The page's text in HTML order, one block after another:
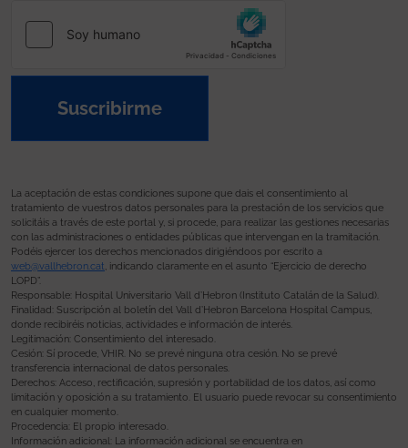
Suscribirme
La aceptación de estas condiciones supone que dais el consentimiento al
tratamiento de vuestros datos personales para la prestación de los servicios que
solicitáis a través de este portal y, si procede, para realizar las gestiones necesarias
con las administraciones o entidades públicas que intervengan en la tramitación.
Podéis ejercer los derechos mencionados dirigiéndoos por escrito a
web@vallhebron.cat, indicando claramente en el asunto “Ejercicio de derecho
LOPD”.
Responsable: Hospital Universitario Vall d’Hebron (Instituto Catalán de la Salud).
Finalidad: Suscripción al boletín del Vall d’Hebron Barcelona Hospital Campus,
donde recibiréis noticias, actividades e información de interés.
Legitimación: Consentimiento del interesado.
Cesión: Sí procede, VHIR. No se prevé ninguna otra cesión. No se prevé
transferencia internacional de datos personales.
Derechos: Acceso, rectificación, supresión y portabilidad de los datos, así como
limitación y oposición a su tratamiento. El usuario puede revocar su consentimiento
en cualquier momento.
Procedencia: El propio interesado.
Información adicional: La información adicional se encuentra en